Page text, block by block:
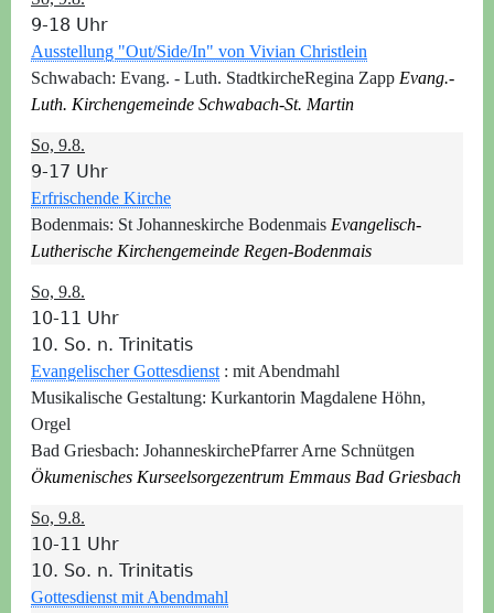
9-18 Uhr
Ausstellung "Out/Side/In" von Vivian Christlein
Schwabach: Evang. - Luth. StadtkircheRegina Zapp Evang.-
Luth. Kirchengemeinde Schwabach-St. Martin
So, 9.8.
9-17 Uhr
Erfrischende Kirche
Bodenmais: St Johanneskirche Bodenmais Evangelisch-
Lutherische Kirchengemeinde Regen-Bodenmais
So, 9.8.
10-11 Uhr
10. So. n. Trinitatis
Evangelischer Gottesdienst : mit Abendmahl
Musikalische Gestaltung: Kurkantorin Magdalene Höhn,
Orgel
Bad Griesbach: JohanneskirchePfarrer Arne Schnütgen
Ökumenisches Kurseelsorgezentrum Emmaus Bad Griesbach
So, 9.8.
10-11 Uhr
10. So. n. Trinitatis
Gottesdienst mit Abendmahl